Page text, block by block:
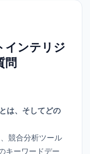
インテリジ
問
、そしてどの
競合分析ツール
キーワードデー